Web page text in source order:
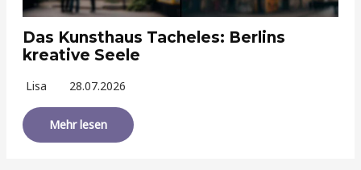
Das Kunsthaus Tacheles: Berlins
kreative Seele
Lisa 28.07.2026
Mehr lesen